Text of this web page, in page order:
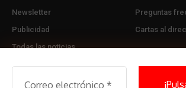
Newsletter
Preguntas
Publicidad
Cartas al
Todas las noticias